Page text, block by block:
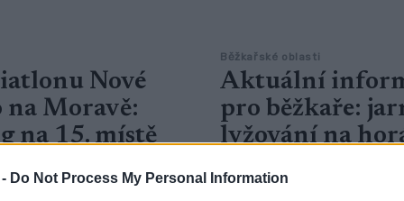
Do Not Process My Personal Information
Nové
na Moravě:
na 15. místě
KŘOUSTKOVÁ 06.03.2025
Běžkařské oblasti
Aktuální
pro běžkaře:
lyžování na
OD VENDULA KŘOUSTKOVÁ